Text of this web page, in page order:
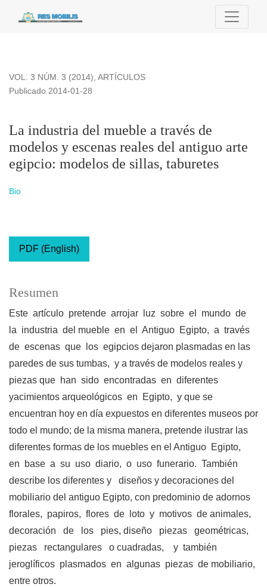
La industria del mueble a través de modelos y escenas
VOL. 3 NÚM. 3 (2014), ARTÍCULOS
La industria del mueble a través de
modelos y escenas reales del antiguo arte
egipcio: modelos de sillas, taburetes
Publicado 2014-01-28
Bio
PDF (English)
Resumen
Este artículo pretende arrojar luz sobre el mundo de
la industria del mueble en el Antiguo Egipto, a través
de escenas que los egipcios dejaron plasmadas en las
paredes de sus tumbas, y a través de modelos reales y
piezas que han sido encontradas en diferentes
yacimientos arqueológicos en Egipto, y que se
encuentran hoy en día expuestos en diferentes museos por
todo el mundo; de la misma manera, pretende ilustrar las
diferentes formas de los muebles en el Antiguo Egipto,
en base a su uso diario, o uso funerario. También
describe los diferentes y diseños y decoraciones del
mobiliario del antiguo Egipto, con predominio de adornos
florales, papiros, flores de loto y motivos de animales,
decoración de los pies, diseño piezas geométricas,
piezas rectangulares o cuadradas, y también
jeroglíficos plasmados en algunas piezas de mobiliario,
entre otros.